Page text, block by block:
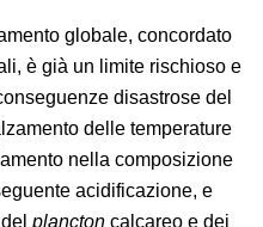
globale, concordato
è già un limite rischioso e
disastrose del
delle temperature
nella composizione
acidificazione, e
plancton calcareo e dei